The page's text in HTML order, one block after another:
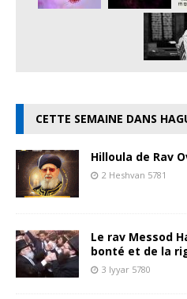
CETTE SEMAINE DANS
Hilloula de Rav
2 Heshvan 5781
Le rav Messod
bonté et de la
3 Iyyar 5780